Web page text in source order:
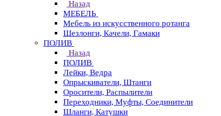
Назад
МЕБЕЛЬ
Мебель из искусственного ротанга
Шезлонги, Качели, Гамаки
ПОЛИВ
Назад
ПОЛИВ
Лейки, Ведра
Опрыскиватели, Штанги
Оросители, Распылители
Переходники, Муфты, Соединители
Шланги, Катушки